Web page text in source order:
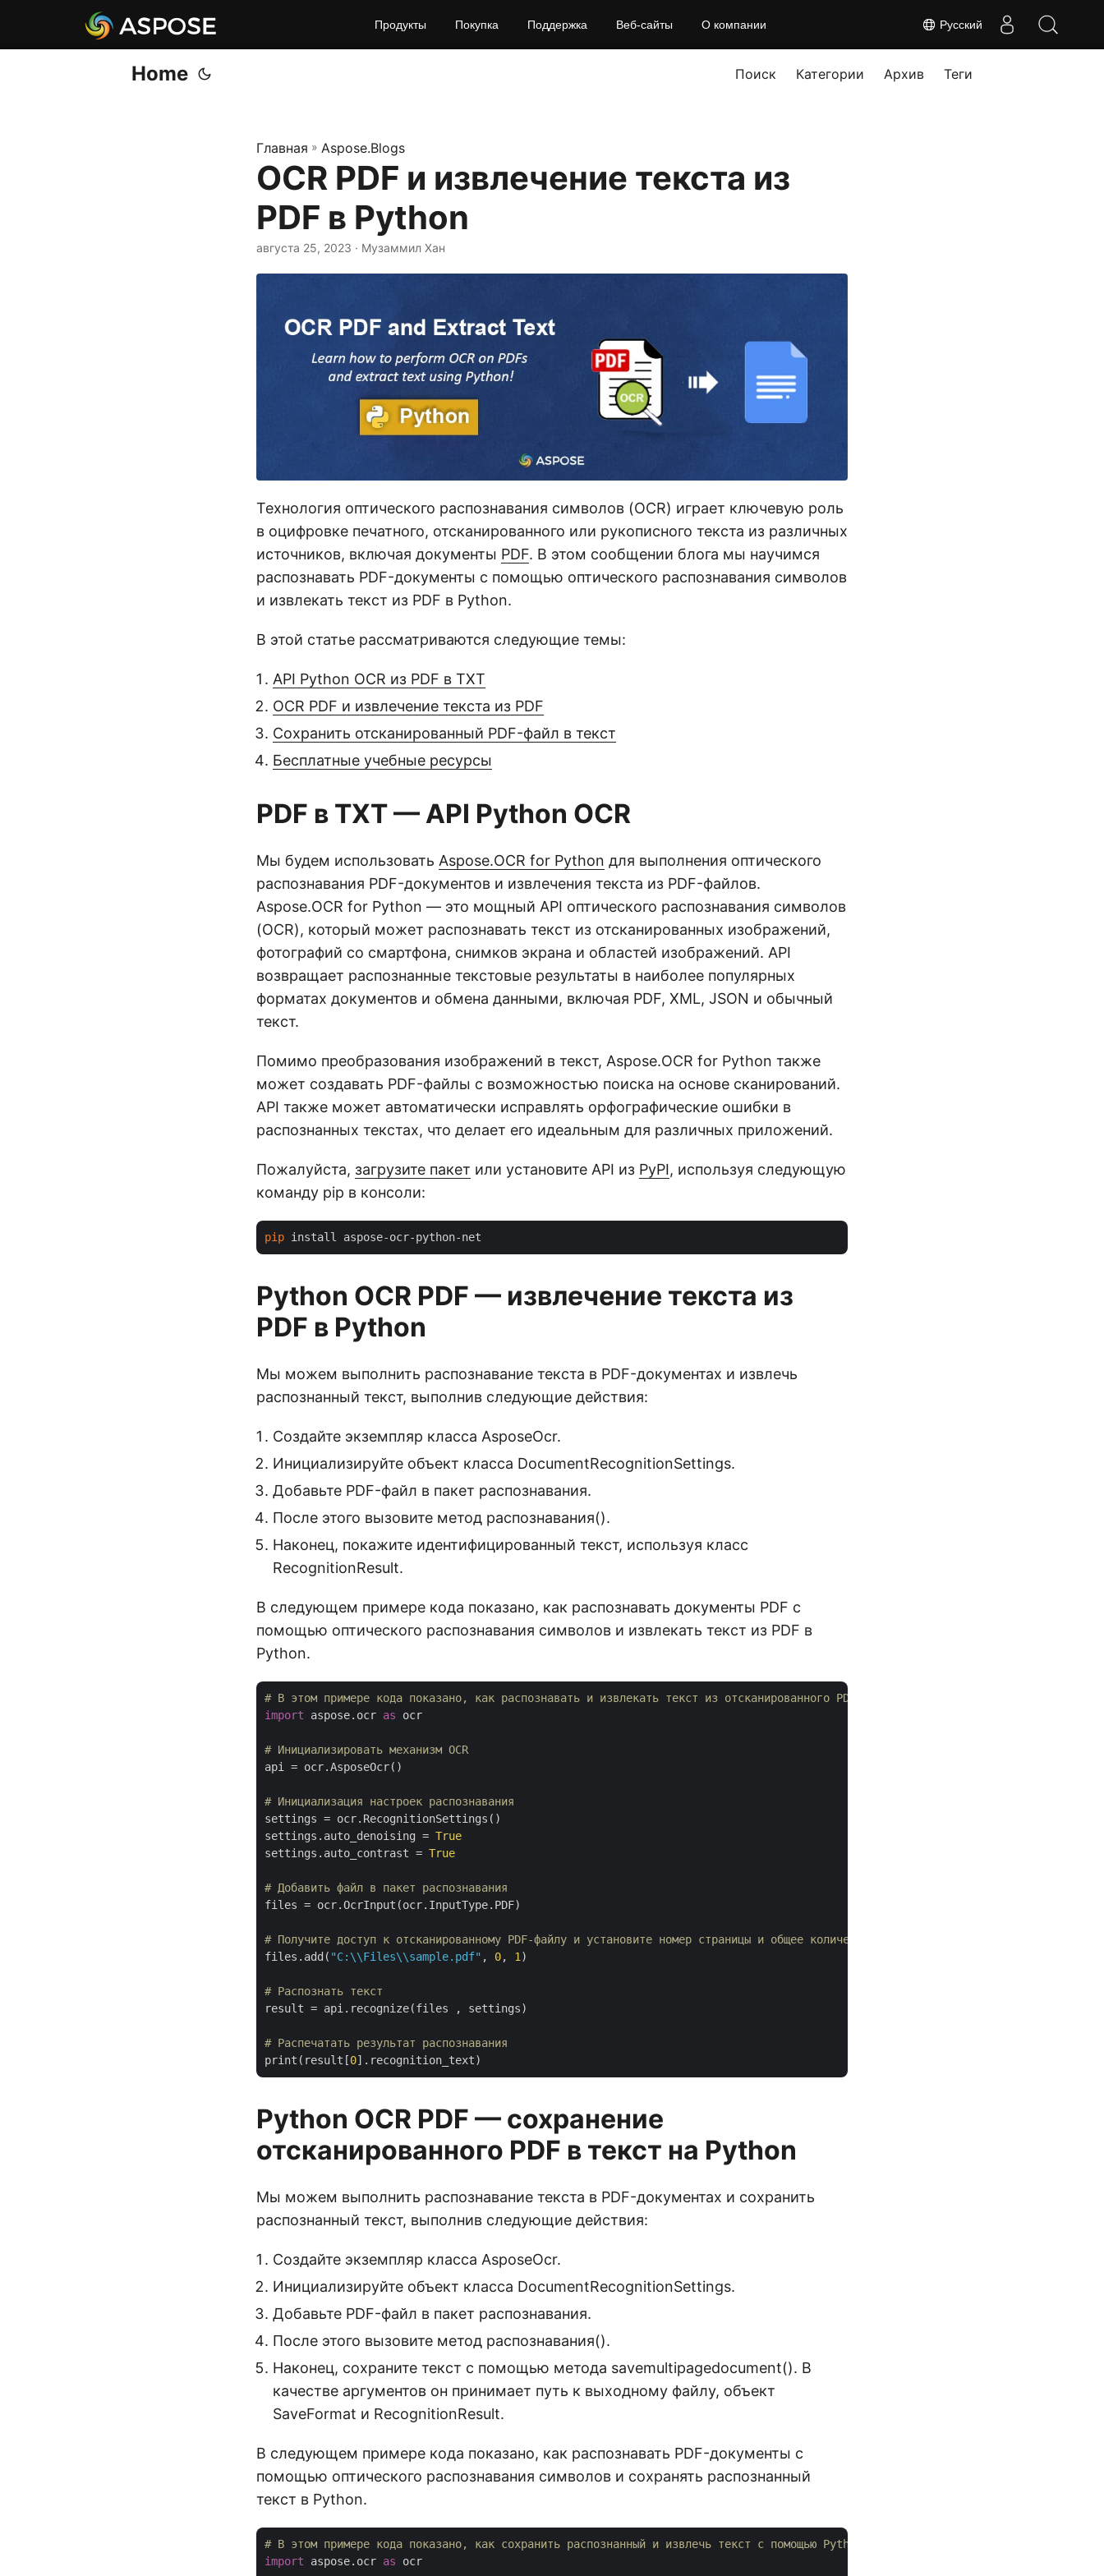
Русский
Продукты Покупка Поддержка Веб‑сайты О компании
Home Поиск Категории Архив Теги
Главная » Aspose.Blogs
OCR PDF и извлечение текста из
PDF в Python
августа 25, 2023 · Музаммил Хан
Технология оптического распознавания символов (OCR) играет ключевую роль
в оцифровке печатного, отсканированного или рукописного текста из различных
источников, включая документы PDF. В этом сообщении блога мы научимся
распознавать PDF-документы с помощью оптического распознавания символов
и извлекать текст из PDF в Python.
В этой статье рассматриваются следующие темы:
API Python OCR из PDF в TXT
OCR PDF и извлечение текста из PDF
Сохранить отсканированный PDF-файл в текст
Бесплатные учебные ресурсы
PDF в TXT — API Python OCR
Мы будем использовать Aspose.OCR for Python для выполнения оптического
распознавания PDF-документов и извлечения текста из PDF-файлов.
Aspose.OCR for Python — это мощный API оптического распознавания символов
(OCR), который может распознавать текст из отсканированных изображений,
фотографий со смартфона, снимков экрана и областей изображений. API
возвращает распознанные текстовые результаты в наиболее популярных
форматах документов и обмена данными, включая PDF, XML, JSON и обычный
текст.
Помимо преобразования изображений в текст, Aspose.OCR for Python также
может создавать PDF-файлы с возможностью поиска на основе сканирований.
API также может автоматически исправлять орфографические ошибки в
распознанных текстах, что делает его идеальным для различных приложений.
Пожалуйста, загрузите пакет или установите API из PyPI, используя следующую
команду pip в консоли:
pip
Python OCR PDF — извлечение текста из
PDF в Python
Мы можем выполнить распознавание текста в PDF-документах и извлечь
распознанный текст, выполнив следующие действия:
Создайте экземпляр класса AsposeOcr.
Инициализируйте объект класса DocumentRecognitionSettings.
Добавьте PDF-файл в пакет распознавания.
После этого вызовите метод распознавания().
Наконец, покажите идентифицированный текст, используя класс
RecognitionResult.
В следующем примере кода показано, как распознавать документы PDF с
помощью оптического распознавания символов и извлекать текст из PDF в
Python.
# В этом примере кода показано, как распознавать и извлекать текст из отсканированного PDF-документа в Python.
import aspose.ocr as ocr
# Инициализировать механизм OCR
api = ocr.AsposeOcr()
# Инициализация настроек распознавания
settings = ocr.RecognitionSettings()
settings.auto_denoising = True
settings.auto_contrast = True
# Добавить файл в пакет распознавания
files = ocr.OcrInput(ocr.InputType.PDF)
# Получите доступ к отсканированному PDF-файлу и установите номер страницы и общее количество страниц.
files.add( "C:\\Files\\sample.pdf" , 0, 1 )
# Распознать текст
result = api.recognize(files , settings)
# Распечатать результат распознавания
print(result[0
Python OCR PDF — сохранение
отсканированного PDF в текст на Python
Мы можем выполнить распознавание текста в PDF-документах и сохранить
распознанный текст, выполнив следующие действия:
Создайте экземпляр класса AsposeOcr.
Инициализируйте объект класса DocumentRecognitionSettings.
Добавьте PDF-файл в пакет распознавания.
После этого вызовите метод распознавания().
Наконец, сохраните текст с помощью метода savemultipagedocument(). В
качестве аргументов он принимает путь к выходному файлу, объект
SaveFormat и RecognitionResult.
В следующем примере кода показано, как распознавать PDF-документы с
помощью оптического распознавания символов и сохранять распознанный
текст в Python.
# В этом примере кода показано, как сохранить распознанный и извлечь текст с помощью Python.
import aspose.ocr as ocr